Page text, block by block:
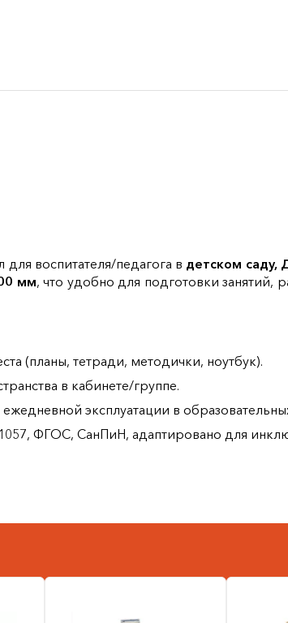
воспитателя/педагога в детском саду,
мм, что удобно для подготовки занятий,
(планы, тетради, методички, ноутбук).
в кабинете/группе.
эксплуатации в
ФГОС, СанПиН, адаптировано для